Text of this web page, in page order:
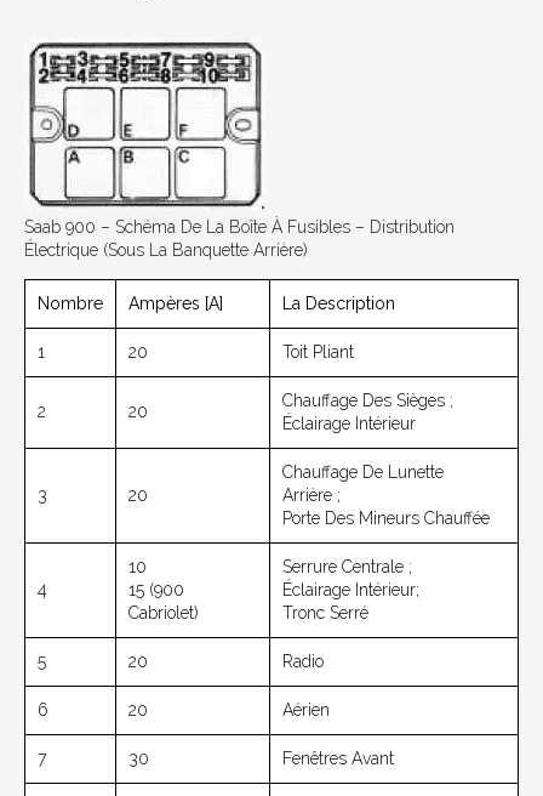
Saab 900 – Schéma De La Boîte À Fusibles – Distribution
Électrique (sous La Banquette Arrière)
Nombre Ampères [A] La Description
1 20 Toit Pliant
2 20
Chauffage Des Sièges ;
Éclairage Intérieur
3 20
Chauffage De Lunette
Arrière ;
Porte Des Mineurs Chauffée
4
10
15 (900
Cabriolet)
Serrure Centrale ;
Éclairage Intérieur;
Tronc Serré
5 20 Radio
6 20 Aérien
7 30 Fenêtres Avant